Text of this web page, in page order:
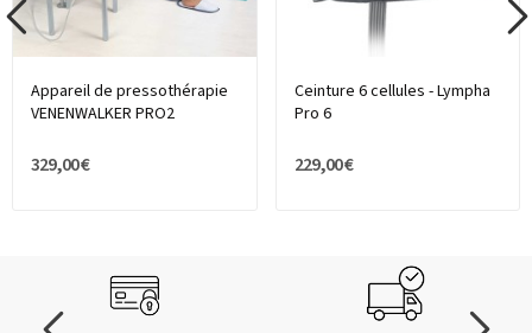
Appareil de pressothérapie
VENENWALKER PRO2
329,00 €
Ceinture 6 cellules - Lympha
Pro 6
229,00 €